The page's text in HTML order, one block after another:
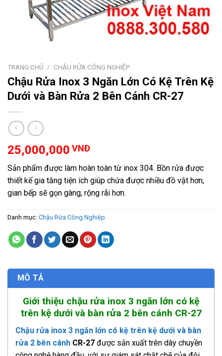
TRANG CHỦ / CHẬU RỬA CÔNG NGHIỆP
Chậu Rửa Inox 3 Ngăn Lớn Có Kệ Trên Kệ
Dưới và Bàn Rửa 2 Bên Cánh CR-27
25,000,000 VNĐ
Sản phẩm được làm hoàn toàn từ inox 304. Bồn rửa được
thiết kế gia tăng tiện ích giúp chứa được nhiều đồ vật hơn,
gian bếp sẽ gọn gàng, rộng rãi hơn.
Danh mục: Chậu Rửa Công Nghiệp
MÔ TẢ
Giới thiệu chậu rửa inox 3 ngăn lớn có kệ
trên kệ dưới và bàn rửa 2 bên cánh CR-27
Chậu rửa inox 3 ngăn lớn có kệ trên kệ dưới và bàn
rửa 2 bên cánh CR-27 được sản xuất trên dây chuyền